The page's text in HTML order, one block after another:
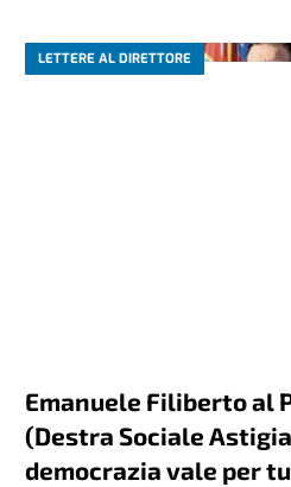
LETTERE AL DIRETTORE
Emanuele Filiberto al
(Destra Sociale
democrazia vale per